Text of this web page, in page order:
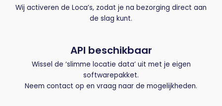
Wij activeren de Loca’s, zodat je na bezorging direct aan
de slag kunt.
API beschikbaar
Wissel de ‘slimme locatie data’ uit met je eigen
softwarepakket.
Neem contact op en vraag naar de mogelijkheden.